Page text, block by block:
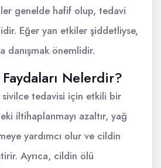
genelde hafif olup, tedavi
Eğer yan etkiler şiddetliyse,
danışmak önemlidir.
Nelerdir?
sivilce tedavisi için etkili bir
iltihaplanmayı azaltır, yağ
yardımcı olur ve cildin
Ayrıca, cildin ölü